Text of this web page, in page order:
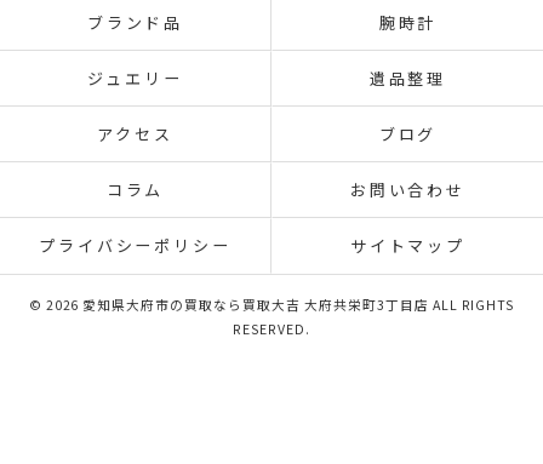
ブランド品 腕時計
ジュエリー 遺品整理
アクセス ブログ
コラム お問い合わせ
プライバシーポリシー サイトマップ
© 2026 愛知県大府市の買取なら買取大吉 大府共栄町3丁目店 ALL RIGHTS
RESERVED.